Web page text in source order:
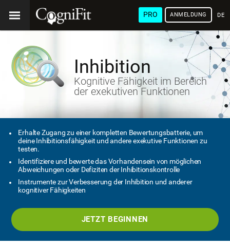
PRO ANMELDUNG
Inhibition
Kognitive Fähigkeit im Bereich
der exekutiven Funktionen
Erhalte Zugang zu einer kompletten Bewertungsbatterie, um
deine Inhibitionsfähigkeit und andere exekutive Funktionen zu
testen.
Identifiziere und bewerte das Vorhandensein von möglichen
Abweichungen oder Defiziten der Inhibitionskontrolle
Instrumente zur Verbesserung der Inhibition und anderer
kognitiver Fähigkeiten
JETZT BEGINNEN